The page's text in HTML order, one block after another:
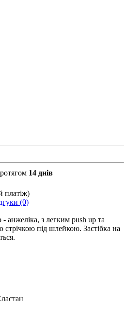
14 днів
платіж)
(0)
анжеліка, з легким push up та
під шлейкою. Застібка на